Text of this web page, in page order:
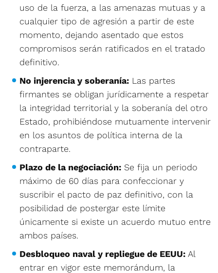
uso de la fuerza, a las amenazas mutuas y a
cualquier tipo de agresión a partir de este
momento, dejando asentado que estos
compromisos serán ratificados en el tratado
definitivo.
No injerencia y soberanía: Las partes
firmantes se obligan jurídicamente a respetar
la integridad territorial y la soberanía del otro
Estado, prohibiéndose mutuamente intervenir
en los asuntos de política interna de la
contraparte.
Plazo de la negociación: Se fija un periodo
máximo de 60 días para confeccionar y
suscribir el pacto de paz definitivo, con la
posibilidad de postergar este límite
únicamente si existe un acuerdo mutuo entre
ambos países.
Desbloqueo naval y repliegue de EEUU: Al
entrar en vigor este memorándum, la